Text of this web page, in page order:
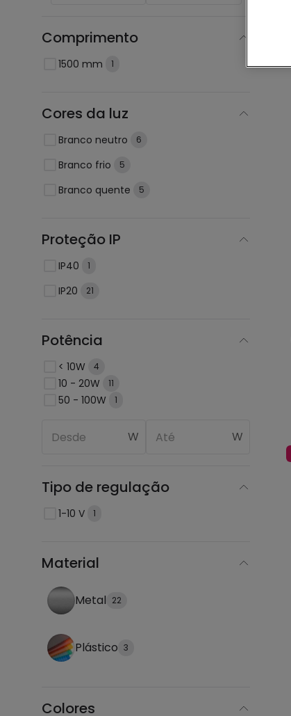
Comprimento
1500 mm 1
Cores da luz
Branco neutro 6
Branco frio 5
Branco quente 5
Proteção IP
IP40 1
IP20 21
Potência
< 10W 4
10 - 20W 11
50 - 100W 1
W W
Tipo de regulação
1-10 V 1
Material
Metal 22
Plástico 3
Colores